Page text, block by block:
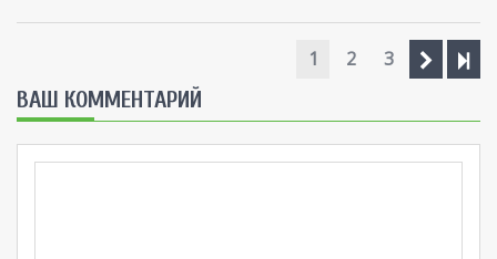
1 2 3
ВАШ КОММЕНТАРИЙ